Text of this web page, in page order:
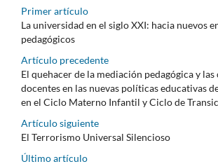
Primer artículo
La universidad en el siglo XXI: hacia nuevos
pedagógicos
Artículo precedente
El quehacer de la mediación pedagógica y
docentes en las nuevas políticas educativas
en el Ciclo Materno Infantil y Ciclo de
Artículo siguiente
El Terrorismo Universal Silencioso
Último artículo